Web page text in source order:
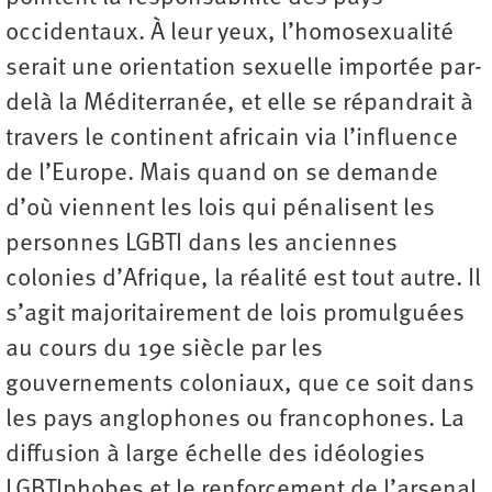
occidentaux. À leur yeux, l’homosexualité
serait une orientation sexuelle importée par-
delà la Méditerranée, et elle se répandrait à
travers le continent africain via l’influence
de l’Europe. Mais quand on se demande
d’où viennent les lois qui pénalisent les
personnes LGBTI dans les anciennes
colonies d’Afrique, la réalité est tout autre. Il
s’agit majoritairement de lois promulguées
au cours du 19e siècle par les
gouvernements coloniaux, que ce soit dans
les pays anglophones ou francophones. La
diffusion à large échelle des idéologies